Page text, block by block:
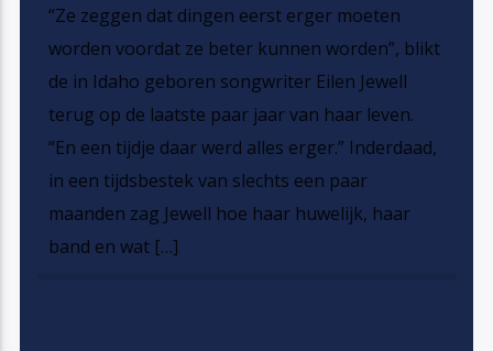
“Ze zeggen dat dingen eerst erger moeten
worden voordat ze beter kunnen worden”, blikt
de in Idaho geboren songwriter Eilen Jewell
terug op de laatste paar jaar van haar leven.
“En een tijdje daar werd alles erger.” Inderdaad,
in een tijdsbestek van slechts een paar
maanden zag Jewell hoe haar huwelijk, haar
band en wat […]